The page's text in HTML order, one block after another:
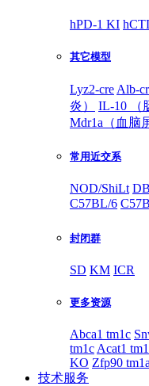
hPD-1 KI
其它模型
Lyz2-cre Alb-
炎）
IL-10 （
Mdr1a（血脑
常用近交系
NOD/ShiLt
C57BL/6
封闭群
SD KM ICR
更多资源
Abca1 tm1c
tm1c Acat1
KO Zfp90 tm1a
技术服务